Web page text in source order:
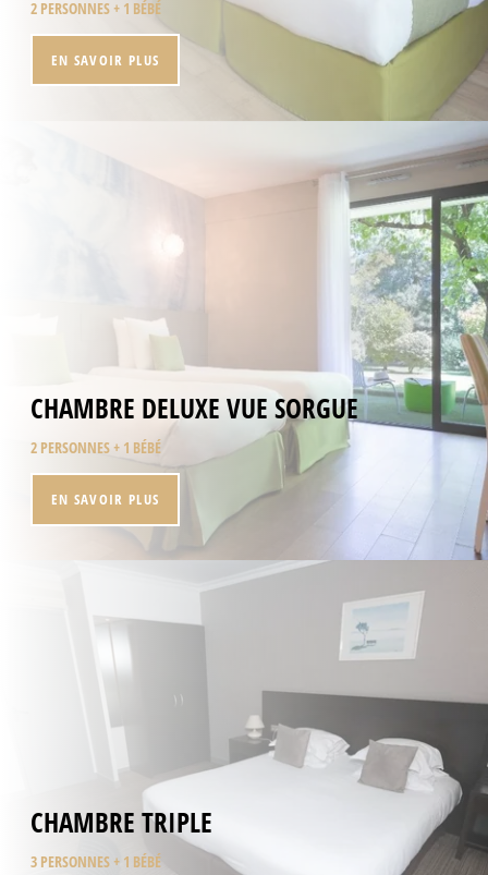
2 PERSONNES + 1 BÉBÉ
EN SAVOIR PLUS
CHAMBRE DELUXE VUE SORGUE
2 PERSONNES + 1 BÉBÉ
EN SAVOIR PLUS
CHAMBRE TRIPLE
3 PERSONNES + 1 BÉBÉ
RESTAURANT
SÉMINAIRES
SERVICES
ACTIVITÉS
OFFRES
PHOTOS
CONTACT
Domaine de la Petite Isle
871, route d'Apt, 84800 Isle sur la Sorgue - France
+33 4 13 91 00 50
petiteisle@sowell.fr